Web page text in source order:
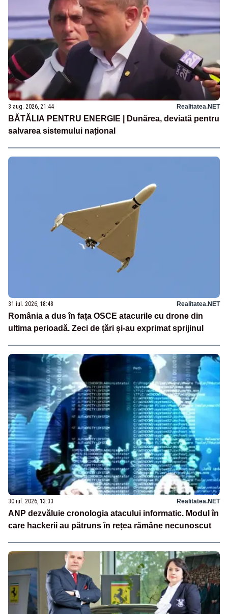
3 aug. 2026, 21:44 Realitatea.NET
BĂTĂLIA PENTRU ENERGIE | Dunărea, deviată pentru
salvarea sistemului național
31 iul. 2026, 18:48 Realitatea.NET
România a dus în fața OSCE atacurile cu drone din
ultima perioadă. Zeci de țări și-au exprimat sprijinul
30 iul. 2026, 13:33 Realitatea.NET
ANP dezvăluie cronologia atacului informatic. Modul în
care hackerii au pătruns în rețea rămâne necunoscut